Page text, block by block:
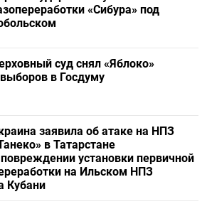
«Сибура» под
суд снял «Яблоко»
в Госдуму
заявила об атаке на НПЗ
в Татарстане
установки первичной
на Ильском НПЗ
Кубани